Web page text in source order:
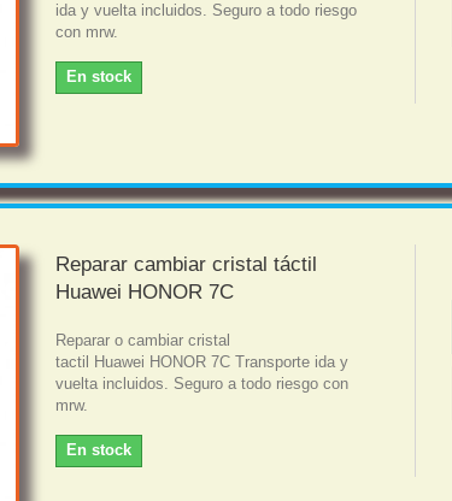
ida y vuelta incluidos. Seguro a todo riesgo
con mrw.
En stock
Reparar cambiar cristal táctil
Huawei HONOR 7C
Reparar o cambiar cristal
tactil Huawei HONOR 7C Transporte ida y
vuelta incluidos. Seguro a todo riesgo con
mrw.
En stock